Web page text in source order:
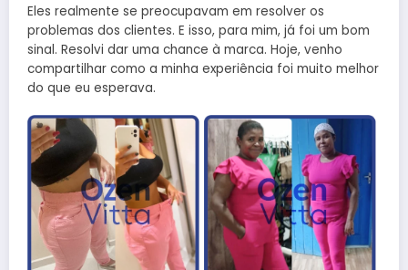
Eles realmente se preocupavam em resolver os
problemas dos clientes. E isso, para mim, já foi um bom
sinal. Resolvi dar uma chance à marca. Hoje, venho
compartilhar como a minha experiência foi muito melhor
do que eu esperava.